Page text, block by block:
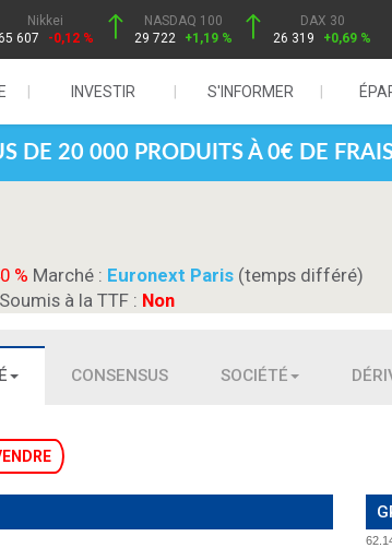
Nikkei
65 607
-0,12 %
NASDAQ 100
29 722
+1,19 %
DAX 30
26 319
+0,69 %
INVESTIR S'INFORMER
DE 20 000 PRODUITS À 0€ DE
% Marché : Euronext Paris (temps différé)
Soumis à la TTF : Non
CONSENSUS SOCIÉTÉ